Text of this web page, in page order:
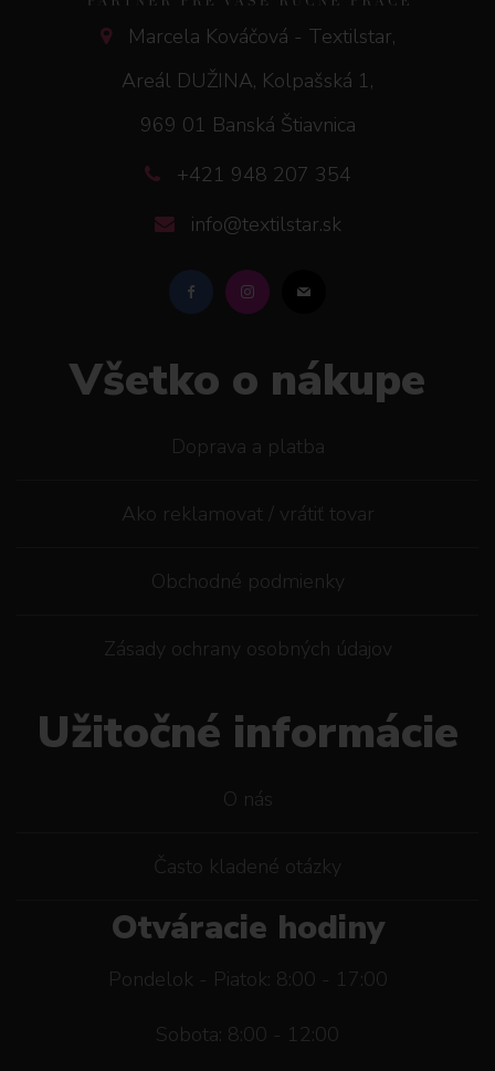
Marcela Kováčová - Textilstar,
Areál DUŽINA, Kolpašská 1,
969 01 Banská Štiavnica
+421 948 207 354
info@textilstar.sk
Všetko o nákupe
Doprava a platba
Ako reklamovat / vrátiť tovar
Obchodné podmienky
Zásady ochrany osobných údajov
Užitočné informácie
O nás
Často kladené otázky
Otváracie hodiny
Pondelok - Piatok: 8:00 - 17:00
Sobota: 8:00 - 12:00